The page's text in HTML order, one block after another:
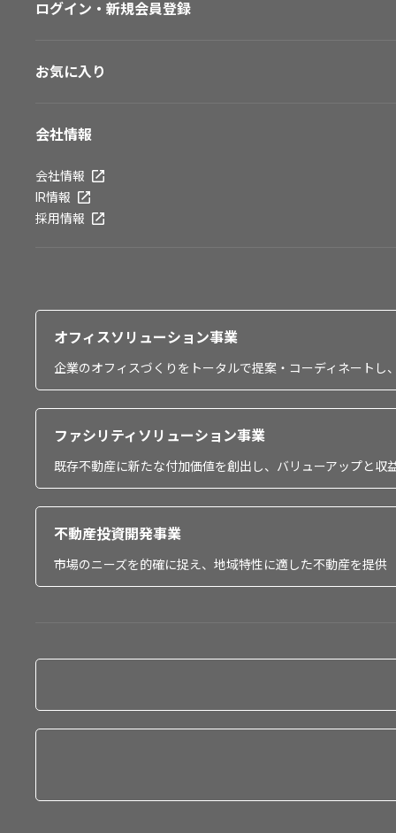
ログイン・新規会員登録
お気に入り
会社情報
会社情報
IR情報
採用情報
オフィスソリューション事業
企業のオフィスづくりをトータルで提案・コーディネート
ファシリティソリューション事業
既存不動産に新たな付加価値を創出し、バリューアップと収
不動産投資開発事業
市場のニーズを的確に捉え、地域特性に適した不動産を提供